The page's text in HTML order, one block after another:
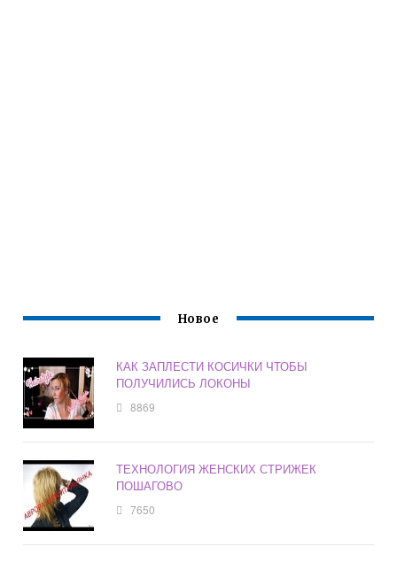
Новое
КАК ЗАПЛЕСТИ КОСИЧКИ ЧТОБЫ
ПОЛУЧИЛИСЬ ЛОКОНЫ
8869
ТЕХНОЛОГИЯ ЖЕНСКИХ СТРИЖЕК
ПОШАГОВО
7650